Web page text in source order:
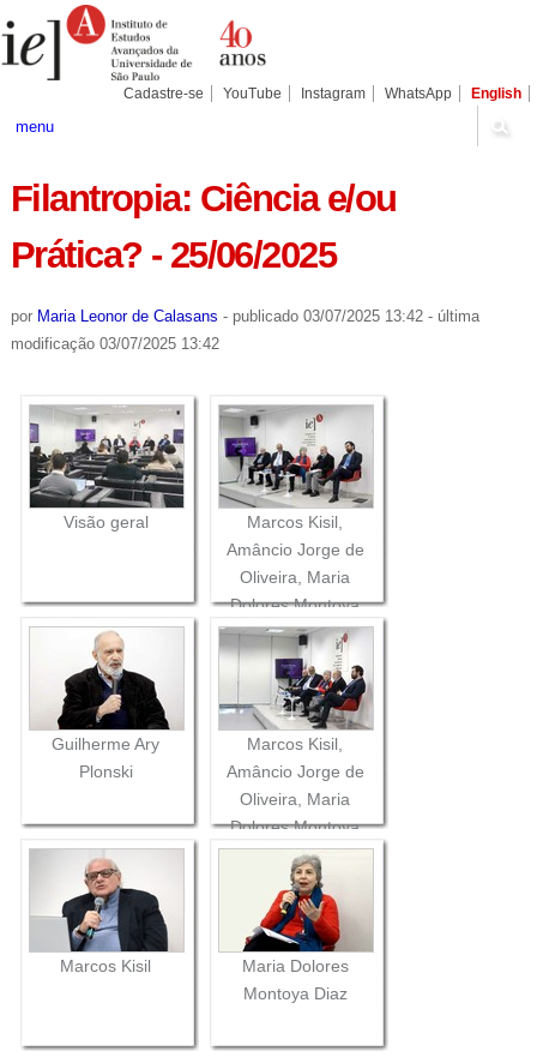
para
conteúdo.
Pessoais
Cadastre-se YouTube Instagram WhatsApp English
menu
Filantropia: Ciência e/ou
Prática? - 25/06/2025
por Maria Leonor de Calasans - publicado03/07/2025 13:42 - última
modificação03/07/2025 13:42
Visão geral
Marcos Kisil,
Amâncio Jorge de
Oliveira, Maria
Dolores Montoya
Diaz, Guilherme Ary
Plonski e Marcos
Silveira
Guilherme Ary
Plonski
Marcos Kisil,
Amâncio Jorge de
Oliveira, Maria
Dolores Montoya
Diaz, Guilherme Ary
Plonski e Marcos
Silveira
Marcos Kisil
Maria Dolores
Montoya Diaz